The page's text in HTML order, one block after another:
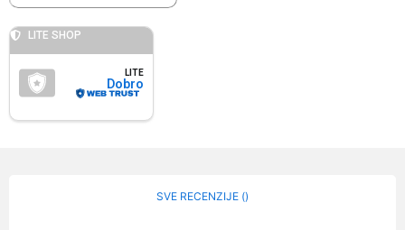
LITE SHOP
LITE
Dobro
SVE RECENZIJE ()